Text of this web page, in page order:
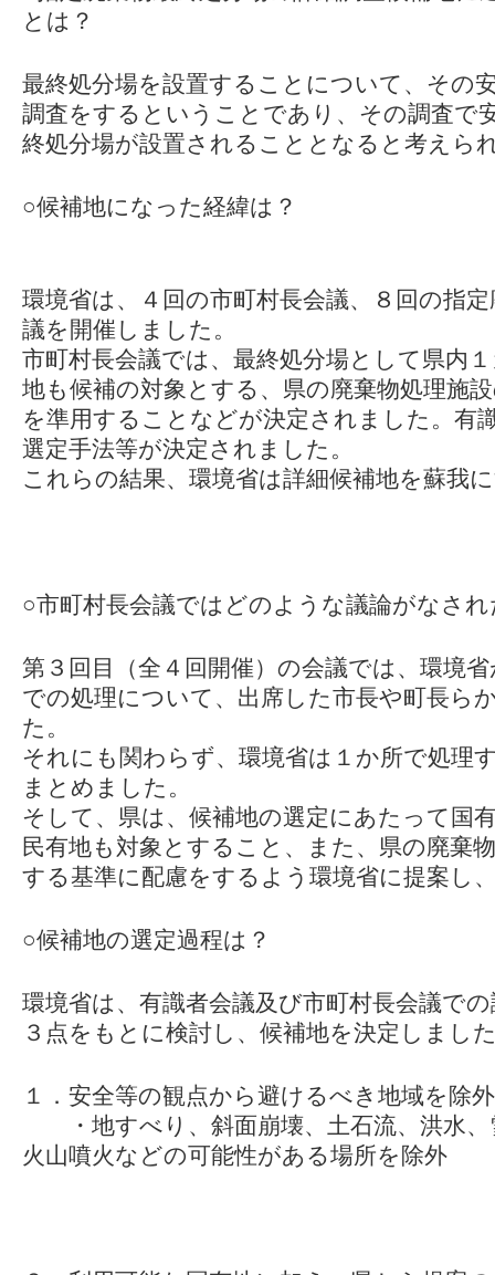
とは？
最終処分場を設置することについて、その
調査をするということであり、その調査で
終処分場が設置されることとなると考えら
○候補地になった経緯は？
環境省は、４回の市町村長会議、８回の指
議を開催しました。
市町村長会議では、最終処分場として県内
地も候補の対象とする、県の廃棄物処理施
を準用することなどが決定されました。有
選定手法等が決定されました。
これらの結果、環境省は詳細候補地を蘇我
○市町村長会議ではどのような議論がなさ
第３回目（全４回開催）の会議では、環境
での処理について、出席した市長や町長ら
た。
それにも関わらず、環境省は１か所で処理
まとめました。
そして、県は、候補地の選定にあたって国
民有地も対象とすること、また、県の廃棄
する基準に配慮をするよう環境省に提案し
○候補地の選定過程は？
環境省は、有識者会議及び市町村長会議で
３点をもとに検討し、候補地を決定しまし
１．安全等の観点から避けるべき地域を除外
・地すべり、斜面崩壊、土石流、洪水、
火山噴火などの可能性がある場所を除外